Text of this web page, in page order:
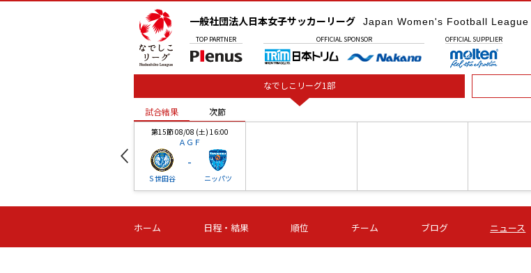
一般社団法人日本女子サッカーリーグ Japan Women's Football League
TOP PARTNER OFFICIAL SPONSOR OFFICIAL SUPPLIER
なでしこリーグ1部
試合結果 次節
第15節 08/08 (土) 16:00
ＡＧＦ
Ｓ世田谷
-
ニッパツ
-
第16節 09/05 (土) 15:00
ニッパツ
-
第16節 09/05 (土) 15:00
石人の星
-
第16節 09/05 (土) 16:00
ＡＧＦ
-
いちご
-
試合結果 次節
ホーム 日程・結果 順位 チーム ブログ ニュース